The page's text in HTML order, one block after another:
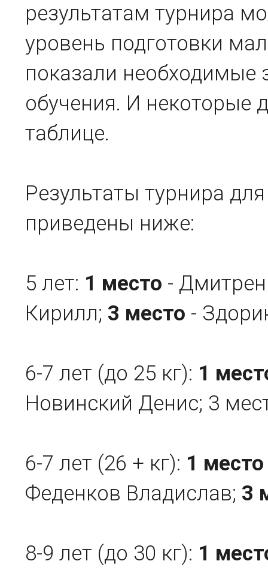
результатам турнира
уровень подготовки
показали необходимые
обучения. И некоторые
таблице.
Результаты турнира
приведены ниже:
5 лет: 1 место -
Кирилл; 3 место -
6-7 лет (до 25 кг): 1
Новинский Денис; 3
6-7 лет (26 + кг): 1 место
Феденков Владислав; 3
8-9 лет (до 30 кг): 1